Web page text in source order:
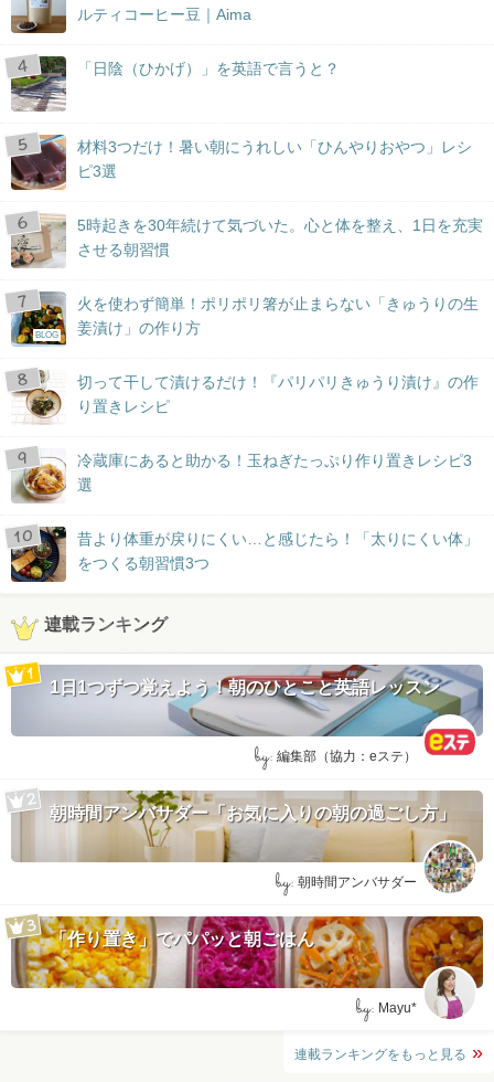
ルティコーヒー豆｜Aima
「日陰（ひかげ）」を英語で言うと？
材料3つだけ！暑い朝にうれしい「ひんやりおやつ」レシ
ピ3選
5時起きを30年続けて気づいた。心と体を整え、1日を充実
させる朝習慣
BLOG
火を使わず簡単！ポリポリ箸が止まらない「きゅうりの生
姜漬け」の作り方
切って干して漬けるだけ！『パリパリきゅうり漬け』の作
り置きレシピ
冷蔵庫にあると助かる！玉ねぎたっぷり作り置きレシピ3
選
昔より体重が戻りにくい…と感じたら！「太りにくい体」
をつくる朝習慣3つ
連載ランキング
1日1つずつ覚えよう！朝のひとこと英語レッスン
by: 編集部（協力：eステ）
朝時間アンバサダー「お気に入りの朝の過ごし方」
by: 朝時間アンバサダー
「作り置き」でパパッと朝ごはん
by: Mayu*
連載ランキングをもっと見る